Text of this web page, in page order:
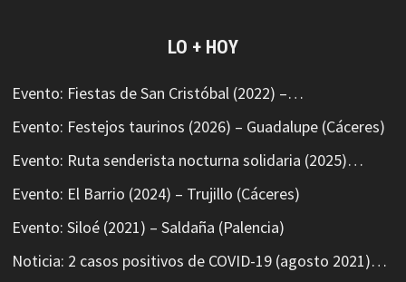
LO + HOY
Evento: Fiestas de San Cristóbal (2022) –…
Evento: Festejos taurinos (2026) – Guadalupe (Cáceres)
Evento: Ruta senderista nocturna solidaria (2025)…
Evento: El Barrio (2024) – Trujillo (Cáceres)
Evento: Siloé (2021) – Saldaña (Palencia)
Noticia: 2 casos positivos de COVID-19 (agosto 2021)…